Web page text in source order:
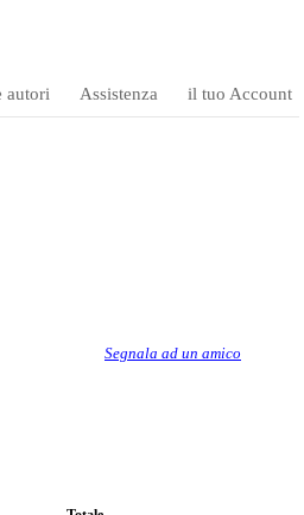
autori Assistenza il tuo Account
Segnala ad un amico